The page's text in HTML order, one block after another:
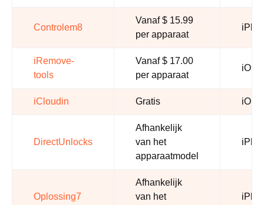
Controlem8
Vanaf $ 15.99
per apparaat
iRemove-
tools
Vanaf $ 17.00
per apparaat
iOS
iCloudin Gratis iOS
DirectUnlocks
Afhankelijk
van het
apparaatmodel
Oplossing7
Afhankelijk
van het